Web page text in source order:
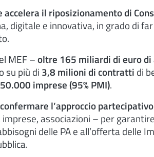
accelera il riposizionamento di
digitale e innovativa, in grado di
MEF –oltre 165 miliardi di euro di
su più di 3,8 milioni di contratti di
imprese (95% PMI).
confermare l’approccio
associazioni – per
delle PA e all’offerta delle